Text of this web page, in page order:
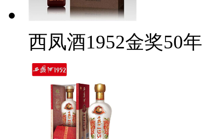
西凤酒1952金奖50年